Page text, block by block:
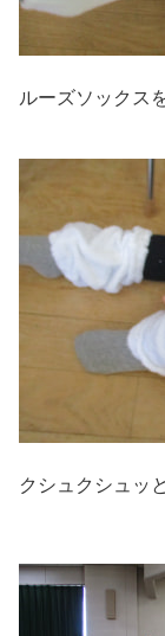
ルーズソックス
クシュクシュッ